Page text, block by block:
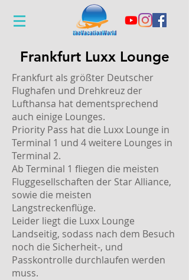
Frankfurt Luxx Lounge
Frankfurt als größter Deutscher
Flughafen und Drehkreuz der
Lufthansa hat dementsprechend
auch einige Lounges.
Priority Pass hat die Luxx Lounge in
Terminal 1 und 4 weitere Lounges in
Terminal 2.
Ab Terminal 1 fliegen die meisten
Fluggesellschaften der Star Alliance,
sowie die meisten
Langstreckenflüge.
Leider liegt die Luxx Lounge
Landseitig, sodass nach dem Besuch
noch die Sicherheit-, und
Passkontrolle durchlaufen werden
muss.